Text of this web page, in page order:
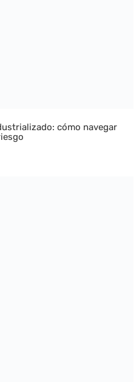
cómo navegar